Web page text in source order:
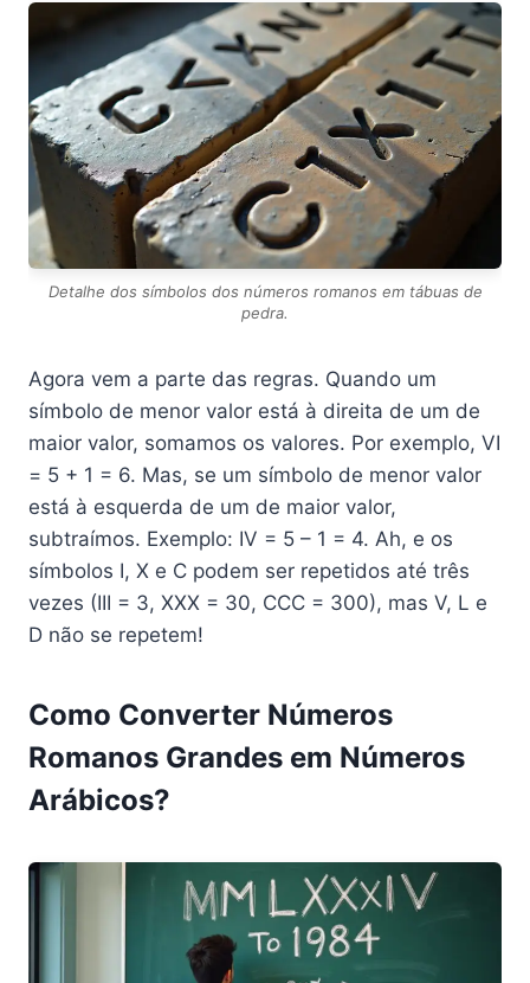
Detalhe dos símbolos dos números romanos em tábuas de
pedra.
Agora vem a parte das regras. Quando um
símbolo de menor valor está à direita de um de
maior valor, somamos os valores. Por exemplo, VI
= 5 + 1 = 6. Mas, se um símbolo de menor valor
está à esquerda de um de maior valor,
subtraímos. Exemplo: IV = 5 – 1 = 4. Ah, e os
símbolos I, X e C podem ser repetidos até três
vezes (III = 3, XXX = 30, CCC = 300), mas V, L e
D não se repetem!
Como Converter Números
Romanos Grandes em Números
Arábicos?